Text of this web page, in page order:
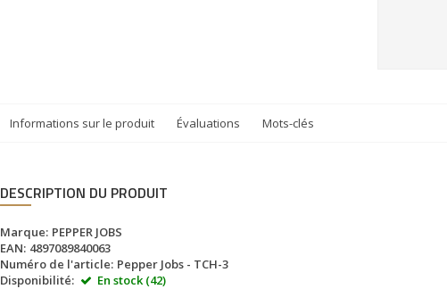
Informations sur le produit Évaluations Mots-clés
DESCRIPTION DU PRODUIT
Marque: PEPPER JOBS
EAN: 4897089840063
Numéro de l'article: Pepper Jobs - TCH-3
Disponibilité:
En stock (42)